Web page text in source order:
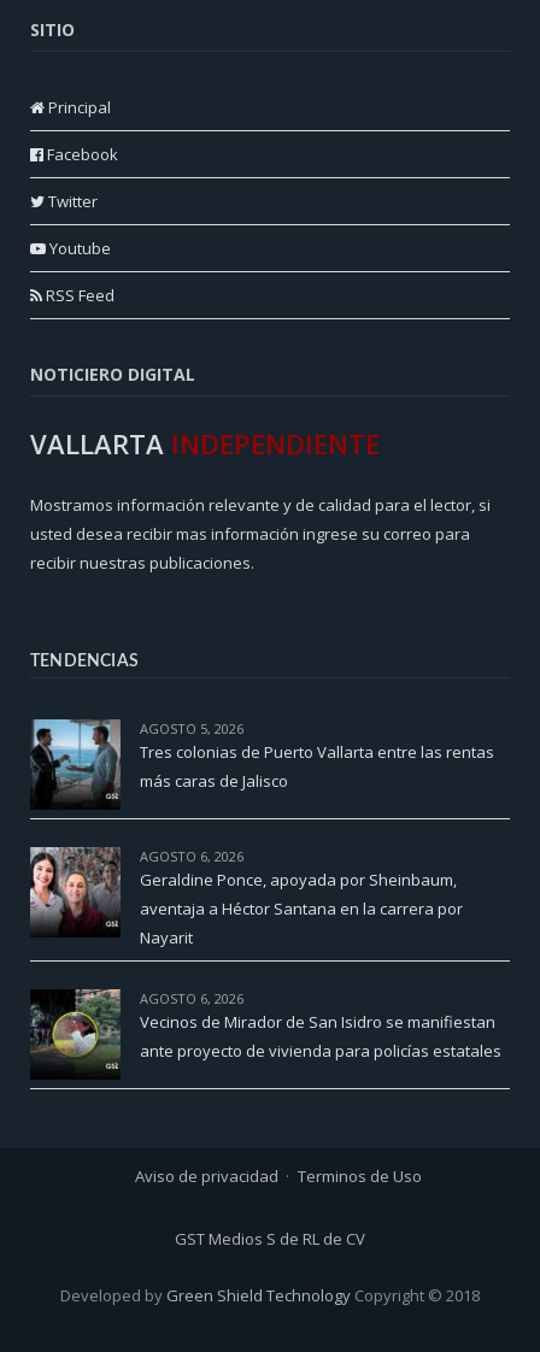
SITIO
Principal
Facebook
Twitter
Youtube
RSS Feed
NOTICIERO DIGITAL
VALLARTA INDEPENDIENTE
Mostramos información relevante y de calidad para el lector, si
usted desea recibir mas información ingrese su correo para
recibir nuestras publicaciones.
TENDENCIAS
AGOSTO 5, 2026
Tres colonias de Puerto Vallarta entre las rentas
más caras de Jalisco
AGOSTO 6, 2026
Geraldine Ponce, apoyada por Sheinbaum,
aventaja a Héctor Santana en la carrera por
Nayarit
AGOSTO 6, 2026
Vecinos de Mirador de San Isidro se manifiestan
ante proyecto de vivienda para policías estatales
Aviso de privacidad Terminos de Uso
GST Medios S de RL de CV
Developed by Green Shield Technology Copyright © 2018